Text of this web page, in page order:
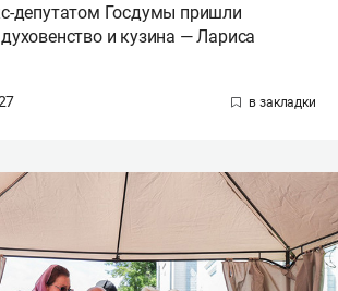
депутатом Госдумы пришли
и кузина — Лариса